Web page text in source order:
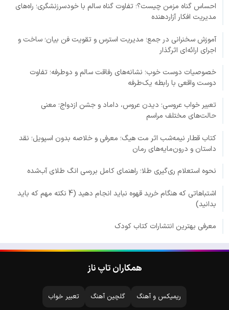
احساس گناه مزمن چیست؟؛ تفاوت گناه سالم با خودسرزنشگری؛ راه‌های
مدیریت افکار آزاردهنده
آموزش سخنرانی در جمع؛ مدیریت استرس و تقویت فن بیان؛ ساخت و
اجرای ارائه‌ای اثرگذار
خصوصیات دوست خوب؛ نشانه‌های رفاقت سالم و دوطرفه؛ تفاوت
دوست واقعی با رابطه یک‌طرفه
تعبیر خواب عروسی؛ دیدن عروس، داماد و جشن ازدواج؛ معنی
حالت‌های مختلف مراسم
کتاب قطار نیمه‌شب اثر مت هیگ؛ معرفی و خلاصه بدون اسپویل؛ نقد
داستان و درون‌مایه‌های رمان
نحوه استعلام ری‌گیری طلا؛ راهنمای کامل بررسی انگ طلای آب‌شده
اشتباهاتی که هنگام خرید قهوه نباید انجام دهید (4 نکته مهم که باید
بدانید)
معرفی بهترین انتشارات کتاب کودک
همکاران تاپ ناز
ریمیکس و آهنگ گلچین آهنگ تعبیر خواب